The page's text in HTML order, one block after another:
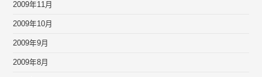
2009年11月
2009年10月
2009年9月
2009年8月